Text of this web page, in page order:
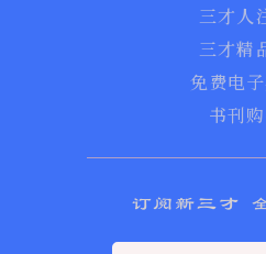
三才人
三才精
免费电
书刊
订阅新三才